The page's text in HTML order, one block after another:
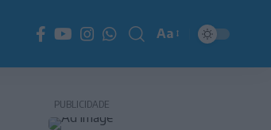
Redimensionador
de
Aa
PUBLICIDADE